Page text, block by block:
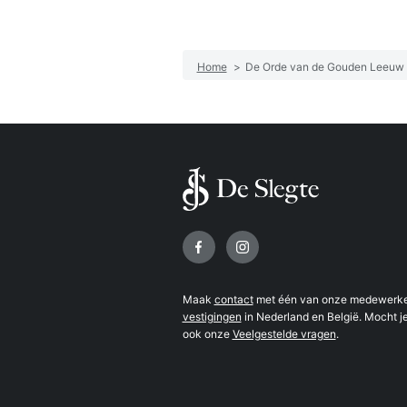
Home > De Orde van de Gouden Leeuw
Volg ons op
Maak contactmet één van onze
vestigingen in Nederland en België. Mocht
ook onze Veelgestelde vragen.